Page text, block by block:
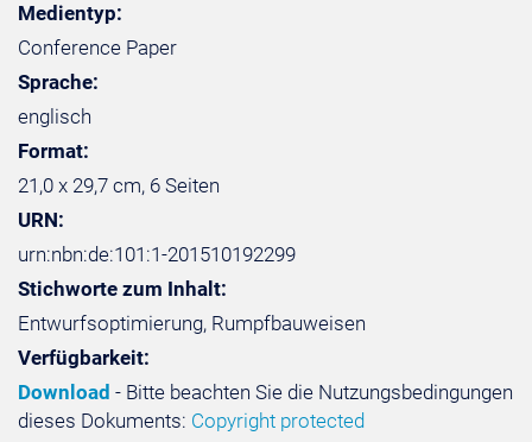
Medientyp:
Conference Paper
Sprache:
englisch
Format:
21,0 x 29,7 cm, 6 Seiten
URN:
urn:nbn:de:101:1-201510192299
Stichworte zum Inhalt:
Entwurfsoptimierung, Rumpfbauweisen
Verfügbarkeit:
Download - Bitte beachten Sie die Nutzungsbedingungen
dieses Dokuments: Copyright protected